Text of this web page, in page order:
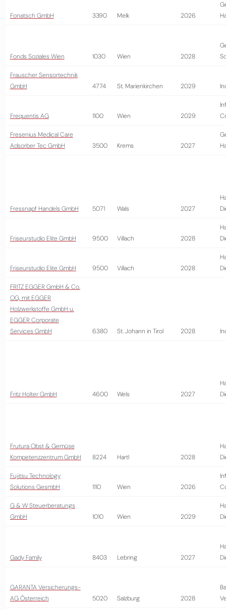
Fonatsch GmbH 3390 Melk 2026
Fonds Soziales Wien 1030 Wien 2028
Frauscher Sensortechnik
GmbH
4774 St. Marienkirchen 2029
Frequentis AG 1100 Wien 2029
Fresenius Medical Care
Adsorber Tec GmbH
3500 Krems 2027
Fressnapf Handels GmbH 5071 Wals 2027
Friseurstudio Elite GmbH 9500 Villach 2028
Friseurstudio Elite GmbH 9500 Villach 2028
FRITZ EGGER GmbH & Co.
OG, mit EGGER
Holzwerkstoffe GmbH u.
EGGER Corporate
Services GmbH
6380 St. Johann in Tirol 2028
Fritz Holter GmbH 4600 Wels 2027
Frutura Obst & Gemüse
Kompetenzzentrum GmbH
8224 Hartl 2028
Fujitsu Technology
Solutions GesmbH
1110 Wien 2026
G & W Steuerberatungs
GmbH
1010 Wien 2029
Gady Family 8403 Lebring 2027
GARANTA Versicherungs-
AG Österreich
5020 Salzburg 2028